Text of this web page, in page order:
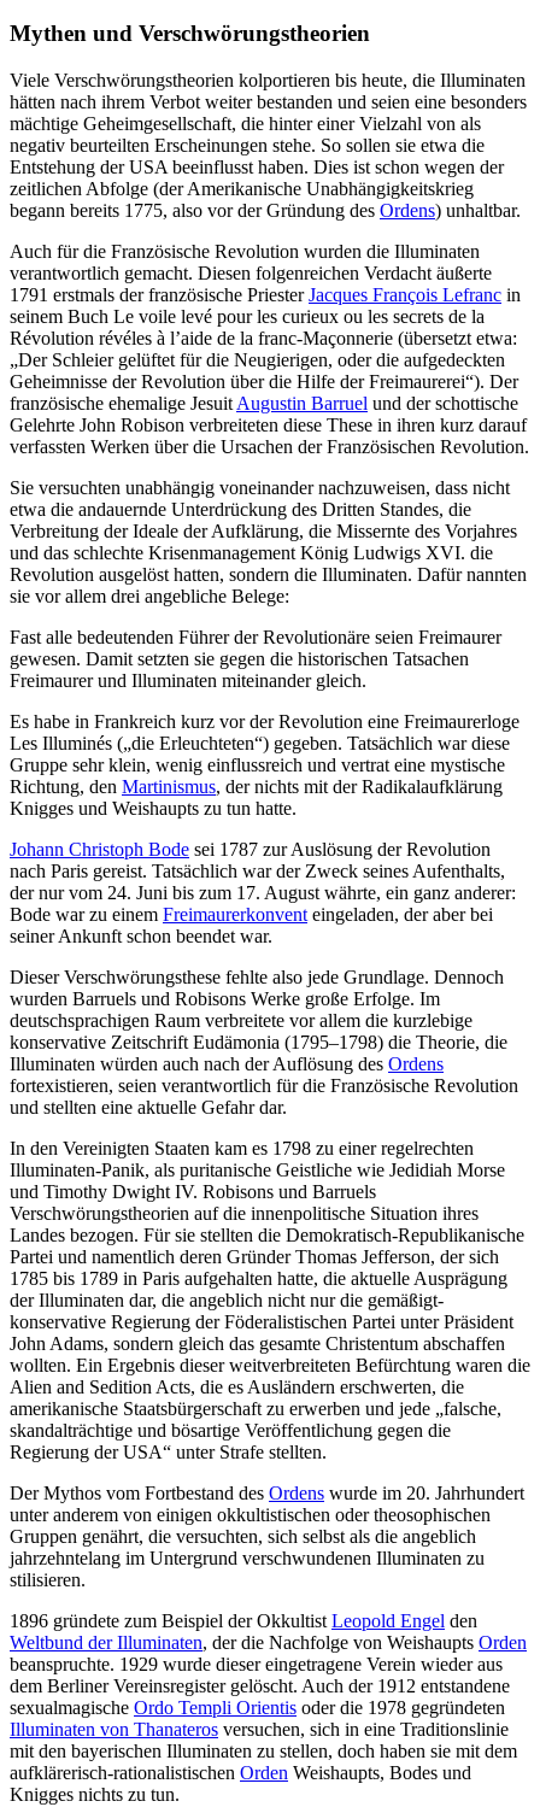
Mythen und Verschwörungstheorien
Viele Verschwörungstheorien kolportieren bis heute, die Illuminaten
hätten nach ihrem Verbot weiter bestanden und seien eine besonders
mächtige Geheimgesellschaft, die hinter einer Vielzahl von als
negativ beurteilten Erscheinungen stehe. So sollen sie etwa die
Entstehung der USA beeinflusst haben. Dies ist schon wegen der
zeitlichen Abfolge (der Amerikanische Unabhängigkeitskrieg
begann bereits 1775, also vor der Gründung des Ordens) unhaltbar.
Auch für die Französische Revolution wurden die Illuminaten
verantwortlich gemacht. Diesen folgenreichen Verdacht äußerte
1791 erstmals der französische PriesterJacques François Lefranc in
seinem Buch Le voile levé pour les curieux ou les secrets de la
Révolution révéles à l’aide de la franc-Maçonnerie (übersetzt etwa:
„Der Schleier gelüftet für die Neugierigen, oder die aufgedeckten
Geheimnisse der Revolution über die Hilfe der Freimaurerei“). Der
französische ehemalige Jesuit Augustin Barruel und der schottische
Gelehrte John Robison verbreiteten diese These in ihren kurz darauf
verfassten Werken über die Ursachen der Französischen Revolution.
Sie versuchten unabhängig voneinander nachzuweisen, dass nicht
etwa die andauernde Unterdrückung des Dritten Standes, die
Verbreitung der Ideale der Aufklärung, die Missernte des Vorjahres
und das schlechte Krisenmanagement König Ludwigs XVI. die
Revolution ausgelöst hatten, sondern die Illuminaten. Dafür nannten
sie vor allem drei angebliche Belege:
Fast alle bedeutenden Führer der Revolutionäre seien Freimaurer
gewesen. Damit setzten sie gegen die historischen Tatsachen
Freimaurer und Illuminaten miteinander gleich.
Es habe in Frankreich kurz vor der Revolution eine Freimaurerloge
Les Illuminés („die Erleuchteten“) gegeben. Tatsächlich war diese
Gruppe sehr klein, wenig einflussreich und vertrat eine mystische
Richtung, den Martinismus, der nichts mit der Radikalaufklärung
Knigges und Weishaupts zu tun hatte.
Johann Christoph Bode sei 1787 zur Auslösung der Revolution
nach Paris gereist. Tatsächlich war der Zweck seines Aufenthalts,
der nur vom 24. Juni bis zum 17. August währte, ein ganz anderer:
Bode war zu einem Freimaurerkonvent eingeladen, der aber bei
seiner Ankunft schon beendet war.
Dieser Verschwörungsthese fehlte also jede Grundlage. Dennoch
wurden Barruels und Robisons Werke große Erfolge. Im
deutschsprachigen Raum verbreitete vor allem die kurzlebige
konservative Zeitschrift Eudämonia (1795–1798) die Theorie, die
Illuminaten würden auch nach der Auflösung des Ordens
fortexistieren, seien verantwortlich für die Französische Revolution
und stellten eine aktuelle Gefahr dar.
In den Vereinigten Staaten kam es 1798 zu einer regelrechten
Illuminaten-Panik, als puritanische Geistliche wie Jedidiah Morse
und Timothy Dwight IV. Robisons und Barruels
Verschwörungstheorien auf die innenpolitische Situation ihres
Landes bezogen. Für sie stellten die Demokratisch-Republikanische
Partei und namentlich deren Gründer Thomas Jefferson, der sich
1785 bis 1789 in Paris aufgehalten hatte, die aktuelle Ausprägung
der Illuminaten dar, die angeblich nicht nur die gemäßigt-
konservative Regierung der Föderalistischen Partei unter Präsident
John Adams, sondern gleich das gesamte Christentum abschaffen
wollten. Ein Ergebnis dieser weitverbreiteten Befürchtung waren die
Alien and Sedition Acts, die es Ausländern erschwerten, die
amerikanische Staatsbürgerschaft zu erwerben und jede „falsche,
skandalträchtige und bösartige Veröffentlichung gegen die
Regierung der USA“ unter Strafe stellten.
Der Mythos vom Fortbestand des Ordens wurde im 20. Jahrhundert
unter anderem von einigen okkultistischen oder theosophischen
Gruppen genährt, die versuchten, sich selbst als die angeblich
jahrzehntelang im Untergrund verschwundenen Illuminaten zu
stilisieren.
1896 gründete zum Beispiel der Okkultist Leopold Engel den
Weltbund der Illuminaten, der die Nachfolge von Weishaupts Orden
beanspruchte. 1929 wurde dieser eingetragene Verein wieder aus
dem Berliner Vereinsregister gelöscht. Auch der 1912 entstandene
sexualmagische Ordo Templi Orientis oder die 1978 gegründeten
Illuminaten von Thanateros versuchen, sich in eine Traditionslinie
mit den bayerischen Illuminaten zu stellen, doch haben sie mit dem
aufklärerisch-rationalistischen Orden Weishaupts, Bodes und
Knigges nichts zu tun.